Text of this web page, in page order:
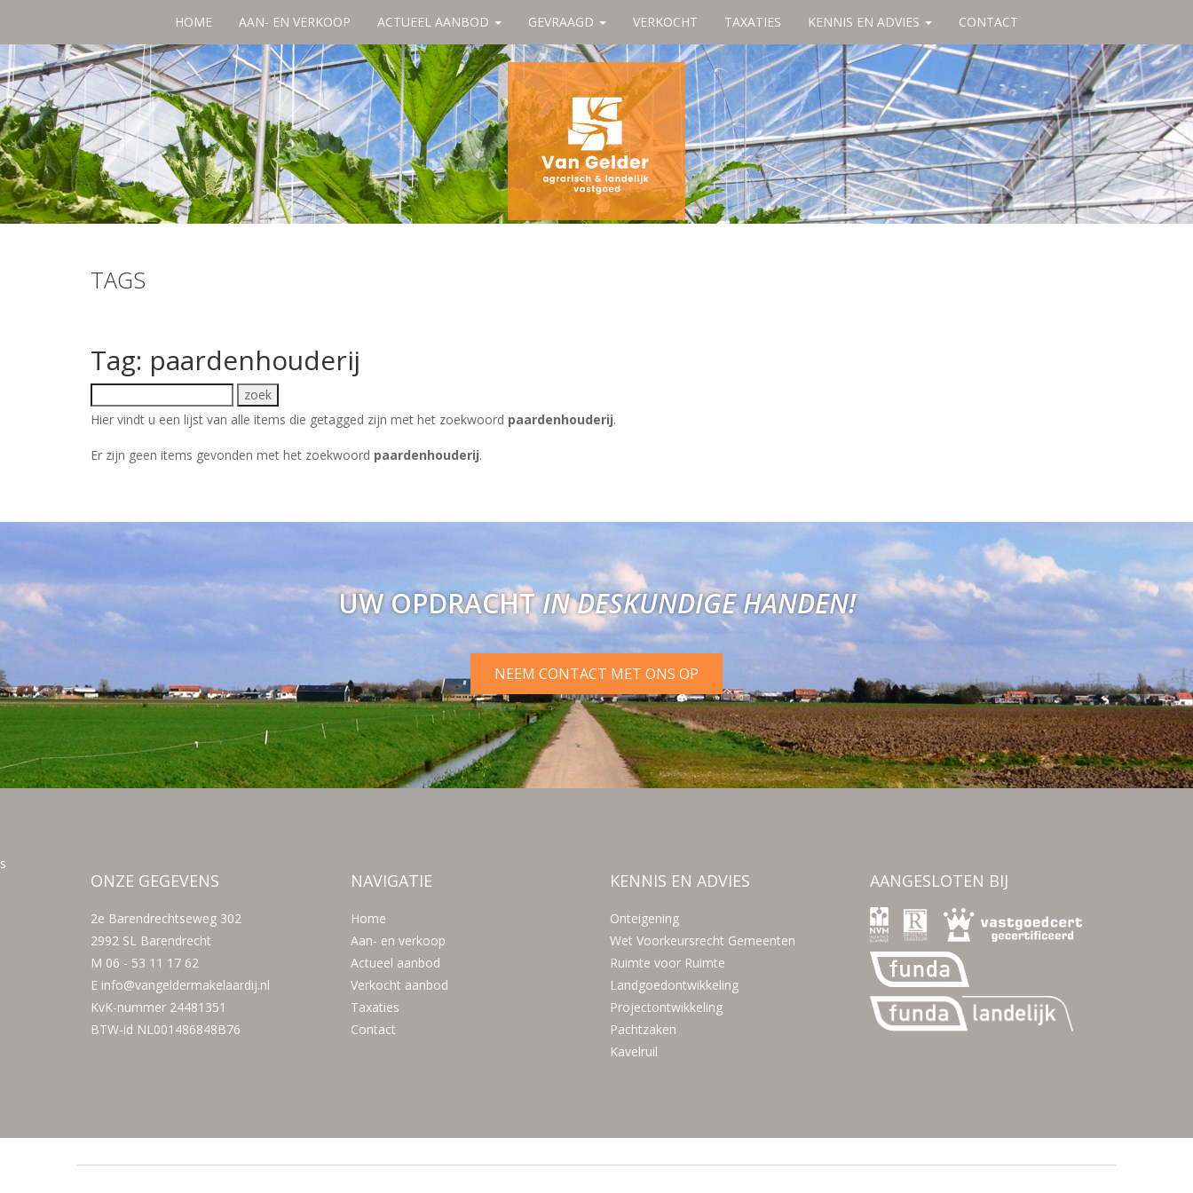
HOME AAN- EN VERKOOP ACTUEEL AANBOD GEVRAAGD VERKOCHT TAXATIES KENNIS EN ADVIES CONTACT
TAGS
Tag: paardenhouderij
Hier vindt u een lijst van alle items die getagged zijn met het zoekwoord paardenhouderij.
Er zijn geen items gevonden met het zoekwoord paardenhouderij.
UW OPDRACHTIN DESKUNDIGE HANDEN!
NEEM CONTACT MET ONS OP
s
ONZE GEGEVENS
2e Barendrechtseweg 302
2992 SL Barendrecht
M 06 - 53 11 17 62
E info@vangeldermakelaardij.nl
KvK-nummer 24481351
BTW-id NL001486848B76
NAVIGATIE
Home
Aan- en verkoop
Actueel aanbod
Verkocht aanbod
Taxaties
Contact
KENNIS EN ADVIES
Onteigening
Wet Voorkeursrecht Gemeenten
Ruimte voor Ruimte
Landgoedontwikkeling
Projectontwikkeling
Pachtzaken
Kavelruil
AANGESLOTEN BIJ